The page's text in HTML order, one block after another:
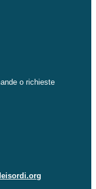
o richieste